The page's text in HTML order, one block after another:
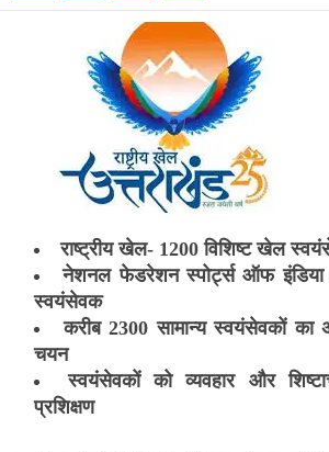
राष्ट्रीय खेल- 1200 विशिष्ट खेल
नेशनल फेडरेशन स्पोर्ट्स ऑफ
स्वयंसेवक
करीब 2300 सामान्य स्वयंसेवकों का
चयन
स्वयंसेवकों को व्यवहार और
प्रशिक्षण